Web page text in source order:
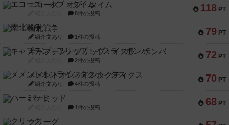
118 PT
エコーズ・オブ・タイム
8件の投稿
79 PT
南北戦争
紹介文あり 1件の投稿
72 PT
キャプテン・フリップ：イスラ・ボンバ
2件の投稿
70 PT
メメントオンラインタクティクス
紹介文あり 4件の投稿
68 PT
パーミッド
1件の投稿
クリーグ